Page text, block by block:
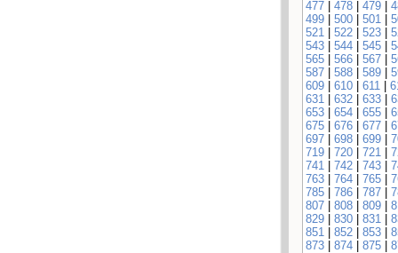
477 | 478 | 479 |
499 | 500 | 501 |
521 | 522 | 523 |
543 | 544 | 545 |
565 | 566 | 567 |
587 | 588 | 589 |
609 | 610 | 611 |
631 | 632 | 633 |
653 | 654 | 655 |
675 | 676 | 677 |
697 | 698 | 699 |
719 | 720 | 721 |
741 | 742 | 743 |
763 | 764 | 765 |
785 | 786 | 787 |
807 | 808 | 809 |
829 | 830 | 831 |
851 | 852 | 853 |
873 | 874 | 875 |